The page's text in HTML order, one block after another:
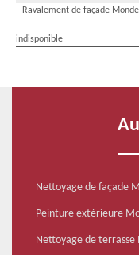
Ravalement de façade
indisponible
Nettoyage de façade
Peinture extérieure
Nettoyage de